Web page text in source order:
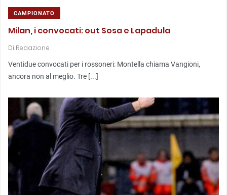
CAMPIONATO
Milan, i convocati: out Sosa e Lapadula
Di Redazione
Ventidue convocati per i rossoneri: Montella chiama Vangioni,
ancora non al meglio. Tre [...]